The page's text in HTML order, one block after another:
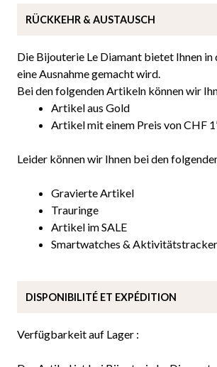
Die Bijouterie Le Diamant bietet Ihnen
eine Ausnahme gemacht wird.
Bei den folgenden Artikeln können wir
Artikel aus Gold
Artikel mit einem Preis von CHF
Leider können wir Ihnen bei den
Gravierte Artikel
Trauringe
Artikel im SALE
Smartwatches & Aktivitätstracker
Verfügbarkeit auf Lager :
RÜCKKEHR & AUSTAUSCH
DISPONIBILITÉ ET EXPÉDITION